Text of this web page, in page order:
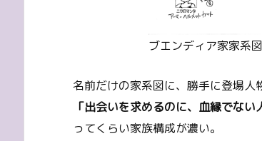
ブエンディア家家系
名前だけの家系図に、勝手に登場人
「出会いを求めるのに、血縁でない
ってくらい家族構成が濃い。